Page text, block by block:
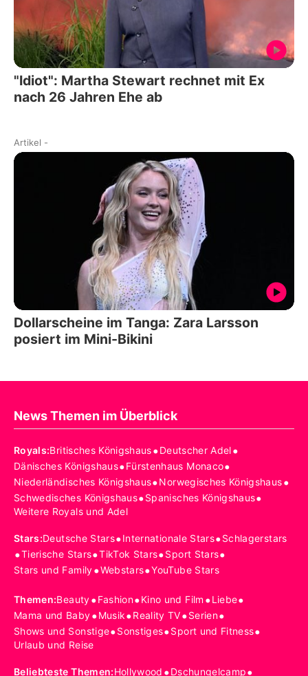
"Idiot": Martha Stewart rechnet mit Ex
nach 26 Jahren Ehe ab
Artikel -
Dollarscheine im Tanga: Zara Larsson
posiert im Mini-Bikini
News Themen im Überblick
Royals:Britisches Königshaus•Deutscher Adel•
Dänisches Königshaus•Fürstenhaus Monaco•
Niederländisches Königshaus•Norwegisches Königshaus•
Schwedisches Königshaus•Spanisches Königshaus•
Weitere Royals und Adel
Stars:Deutsche Stars•Internationale Stars•Schlagerstars
•Tierische Stars•TikTok Stars•Sport Stars•
Stars und Family•Webstars•YouTube Stars
Themen:Beauty•Fashion•Kino und Film •Liebe•
Mama und Baby•Musik•Reality TV•Serien•
Shows und Sonstige•Sonstiges•Sport und Fitness•
Urlaub und Reise
Beliebteste Themen:Hollywood •Dschungelcamp•